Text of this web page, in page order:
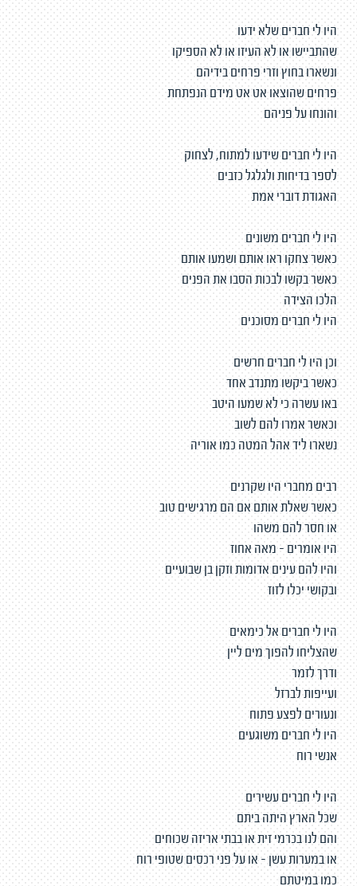
היו לי חברים שלא ידעו
שהתביישו או לא העיזו או לא הספיקו
ונשארו בחוץ וזרי פרחים בידיהם
פרחים שהוצאו אט אט מידם הנפתחת
והונחו על פניהם
היו לי חברים שידעו למתוח, לצחוק
לספר בדיחות ולגלגל כזבים
האגודת דוברי אמת
היו לי חברים משונים
כאשר צחקו ראו אותם ושמעו אותם
כאשר בקשו לבכות הסבו את הפנים
הלכו הצידה
היו לי חברים מסוכנים
וכן היו לי חברים חרשים
כאשר ביקשו מתנדב אחד
באו עשרה כי לא שמעו היטב
וכאשר אמרו להם לשוב
נשארו ליד אהל המטה כמו אוריה
רבים מחברי היו שקרנים
כאשר שאלת אותם אם הם מרגישים טוב
או חסר להם משהו
היו אומרים - מאה אחוז
והיו להם עינים אדומות וזקן בן שבועיים
ובקושי יכלו לזוז
היו לי חברים אל כימאים
שהצליחו להפוך מים ליין
ודרך לזמר
ועייפות לברזל
ונעורים לפצע פתוח
היו לי חברים משוגעים
אנשי רוח
היו לי חברים עשירים
שכל הארץ היתה ביתם
והם לנו בכרמי זית או בבתי אריזה שכוחים
או במערות עשן - או על פני רכסים שטופי רוח
כמו במיטתם